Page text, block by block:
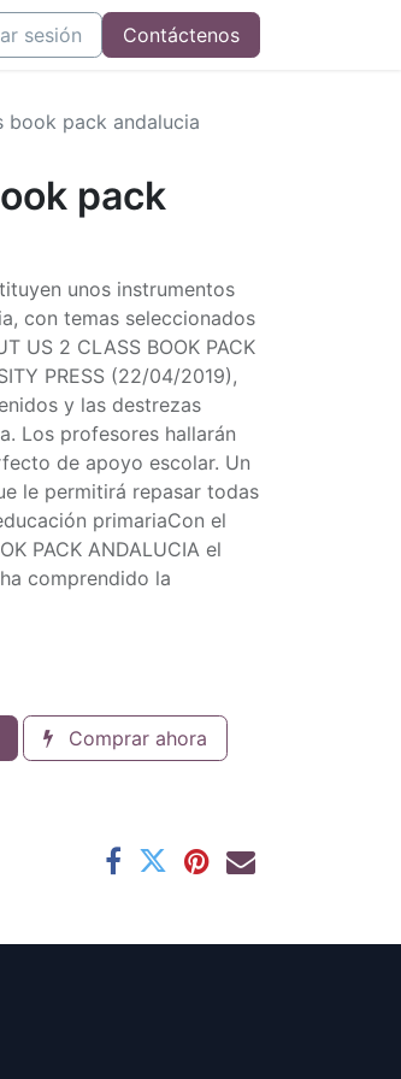
sesión Contáctenos
book pack andalucia
pack
unos instrumentos
con temas seleccionados
US 2 CLASS BOOK PACK
PRESS (22/04/2019),
y las destrezas
Los profesores hallarán
de apoyo escolar. Un
le permitirá repasar todas
primariaCon el
PACK ANDALUCIA el
comprendido la
Comprar ahora